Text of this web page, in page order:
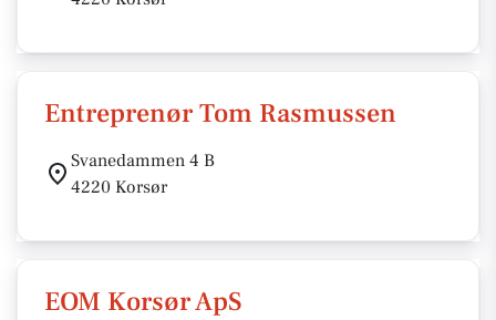
Entreprenør Tom Rasmussen
Svanedammen 4 B
4220 Korsør
EOM Korsør ApS